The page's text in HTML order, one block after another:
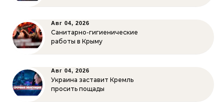
Авг 04, 2026
Санитарно-гигиенические
работы в Крыму
Авг 04, 2026
Украина заставит Кремль
просить пощады